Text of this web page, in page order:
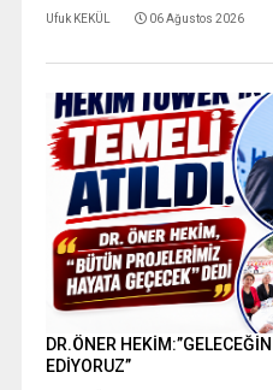
Ufuk KEKÜL 06 Ağustos 2026
DR.ÖNER
EDİYORUZ”